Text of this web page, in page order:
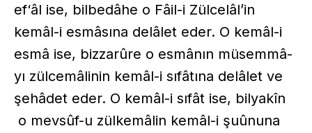
ef‘âl ise, bilbedâhe o Fâil-i Zülcelâl’in
kemâl-i esmâsına delâlet eder. O kemâl-i
esmâ ise, bizzarûre o esmânın müsemmâ-
yı zülcemâlinin kemâl-i sıfâtına delâlet ve
şehâdet eder. O kemâl-i sıfât ise, bilyakîn
o mevsûf-u zülkemâlin kemâl-i şuûnuna